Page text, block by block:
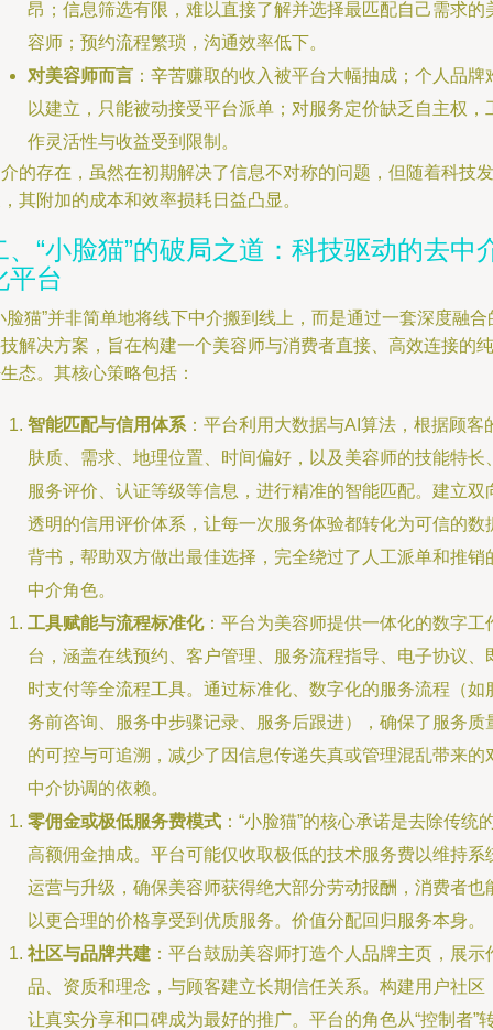
昂；信息筛选有限，难以直接了解并选择最匹配自己需求的
容师；预约流程繁琐，沟通效率低下。
对美容师而言 ：辛苦赚取的收入被平台大幅抽成；个人品牌
以建立，只能被动接受平台派单；对服务定价缺乏自主权，
作灵活性与收益受到限制。
的存在，虽然在初期解决了信息不对称的问题，但随着科技发
其附加的成本和效率损耗日益凸显。
、“小脸猫”的破局之道：科技驱动的去中
平台
脸猫”并非简单地将线下中介搬到线上，而是通过一套深度融合
解决方案，旨在构建一个美容师与消费者直接、高效连接的纯
态。其核心策略包括：
智能匹配与信用体系 ：平台利用大数据与AI算法，根据顾客
肤质、需求、地理位置、时间偏好，以及美容师的技能特长
服务评价、认证等级等信息，进行精准的智能匹配。建立双
透明的信用评价体系，让每一次服务体验都转化为可信的数
背书，帮助双方做出最佳选择，完全绕过了人工派单和推销
中介角色。
工具赋能与流程标准化：平台为美容师提供一体化的数字工
台，涵盖在线预约、客户管理、服务流程指导、电子协议、
时支付等全流程工具。通过标准化、数字化的服务流程（如
务前咨询、服务中步骤记录、服务后跟进），确保了服务质
的可控与可追溯，减少了因信息传递失真或管理混乱带来的
中介协调的依赖。
零佣金或极低服务费模式 ：“小脸猫”的核心承诺是去除传统
高额佣金抽成。平台可能仅收取极低的技术服务费以维持系
运营与升级，确保美容师获得绝大部分劳动报酬，消费者也
以更合理的价格享受到优质服务。价值分配回归服务本身。
社区与品牌共建 ：平台鼓励美容师打造个人品牌主页，展示
品、资质和理念，与顾客建立长期信任关系。构建用户社区
让真实分享和口碑成为最好的推广。平台的角色从“控制者”